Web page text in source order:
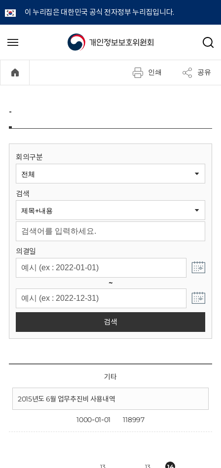
이 누리집은 대한민국 공식 전자정부 누리집입니다.
개
정
보
원
회
메
기
검
인쇄 공유
-
회의구분
검색
의결일
~
검색
기타
2015년도 6월 업무추진비 사용내역
1000-01-01 118997